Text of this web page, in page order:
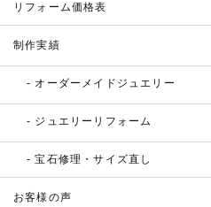
リフォーム価格表
制作実績
オーダーメイドジュエリー
ジュエリーリフォーム
宝石修理・サイズ直し
お客様の声